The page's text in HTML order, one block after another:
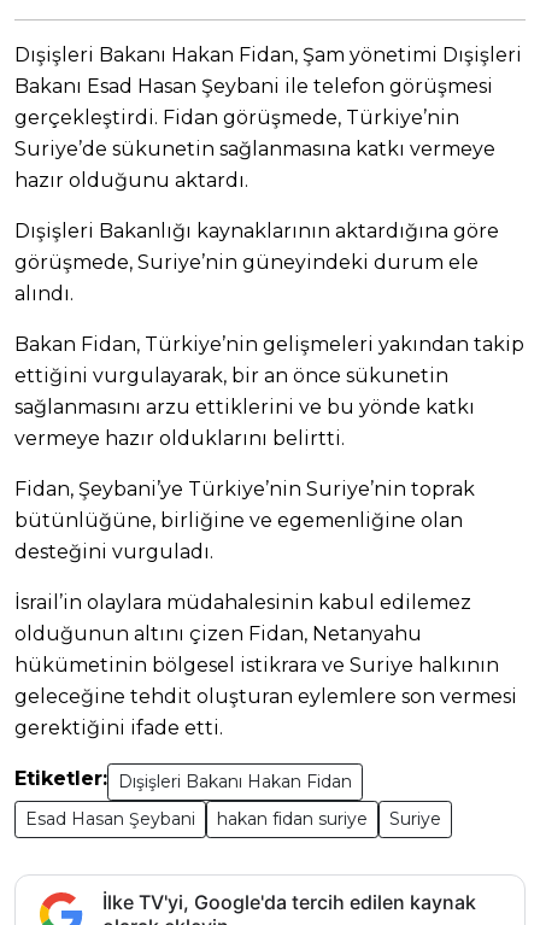
Dışişleri Bakanı Hakan Fidan, Şam yönetimi Dışişleri
Bakanı Esad Hasan Şeybani ile telefon görüşmesi
gerçekleştirdi. Fidan görüşmede, Türkiye’nin
Suriye’de sükunetin sağlanmasına katkı vermeye
hazır olduğunu aktardı.
Dışişleri Bakanlığı kaynaklarının aktardığına göre
görüşmede, Suriye’nin güneyindeki durum ele
alındı.
Bakan Fidan, Türkiye’nin gelişmeleri yakından takip
ettiğini vurgulayarak, bir an önce sükunetin
sağlanmasını arzu ettiklerini ve bu yönde katkı
vermeye hazır olduklarını belirtti.
Fidan, Şeybani’ye Türkiye’nin Suriye’nin toprak
bütünlüğüne, birliğine ve egemenliğine olan
desteğini vurguladı.
İsrail’in olaylara müdahalesinin kabul edilemez
olduğunun altını çizen Fidan, Netanyahu
hükümetinin bölgesel istikrara ve Suriye halkının
geleceğine tehdit oluşturan eylemlere son vermesi
gerektiğini ifade etti.
Etiketler:
Dışişleri Bakanı Hakan Fidan
Esad Hasan Şeybani
hakan fidan suriye Suriye
İlke TV'yi, Google'da tercih edilen kaynak